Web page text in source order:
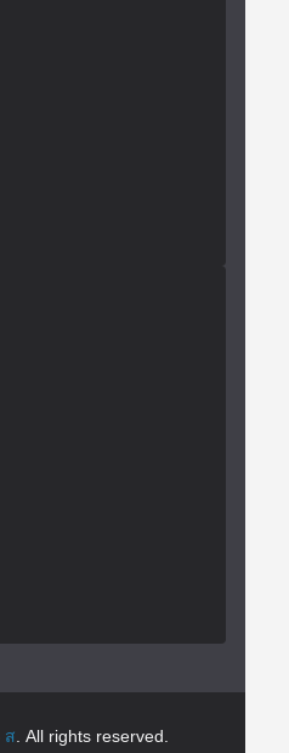
ส . All rights reserved.